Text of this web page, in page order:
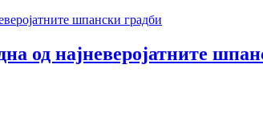
од најневеројатните